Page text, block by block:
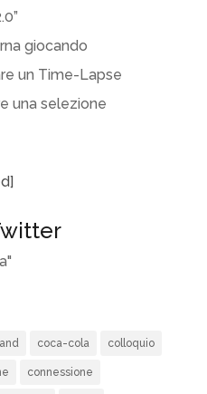
giocando
un Time-Lapse
una selezione
coca-cola colloquio
connessione